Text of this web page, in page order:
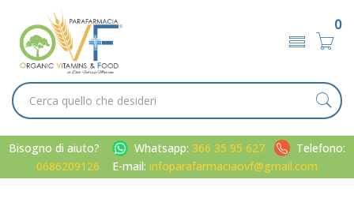
0
Bisogno di aiuto? Whatsapp: 366 35 95 627
Telefono:
0686209126
E-mail: infoparafarmaciaovf@gmail.com